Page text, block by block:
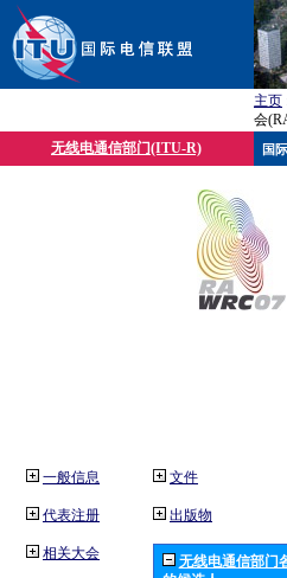
主页
会
无线电通信部门(ITU-R)
一般信息
代表注册
相关大会
文件
出版物
无线电通信部门
国